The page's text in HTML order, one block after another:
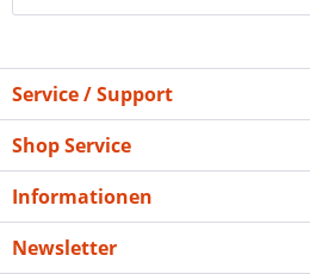
Service / Support
Shop Service
Informationen
Newsletter